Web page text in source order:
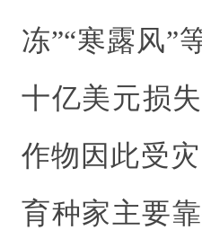
冻”“寒露风”
十亿美元损
作物因此受
育种家主要